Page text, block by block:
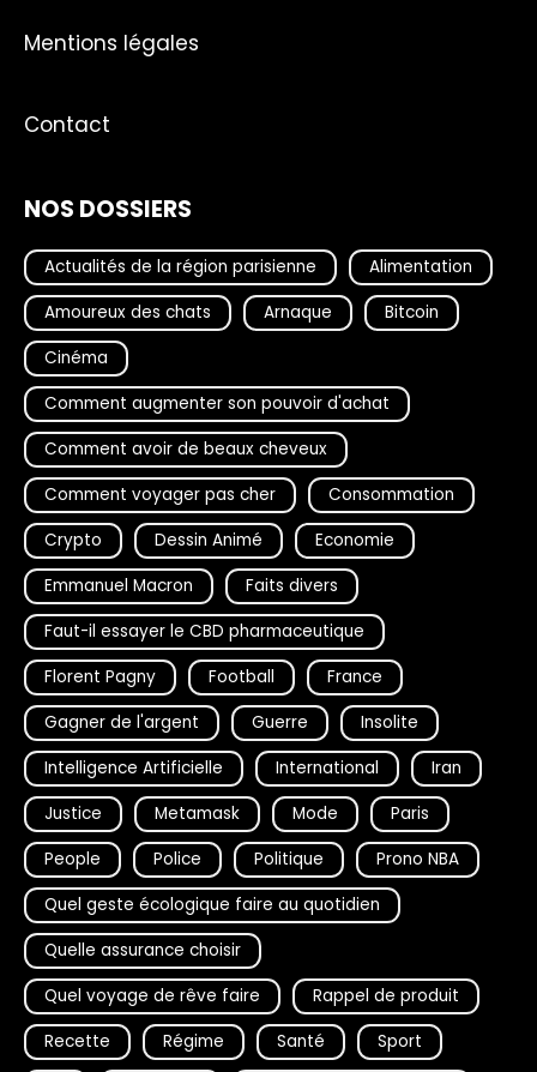
Mentions légales
Contact
NOS DOSSIERS
Actualités de la région parisienne
Alimentation
Amoureux des chats
Arnaque
Bitcoin
Cinéma
Comment augmenter son pouvoir d'achat
Comment avoir de beaux cheveux
Comment voyager pas cher
Consommation
Crypto
Dessin Animé
Economie
Emmanuel Macron
Faits divers
Faut-il essayer le CBD pharmaceutique
Florent Pagny
Football
France
Gagner de l'argent
Guerre
Insolite
Intelligence Artificielle
International
Iran
Justice
Metamask Mode
Paris
People
Police Politique
Prono NBA
Quel geste écologique faire au quotidien
Quelle assurance choisir
Quel voyage de rêve faire
Rappel de produit
Recette
Régime Santé Sport